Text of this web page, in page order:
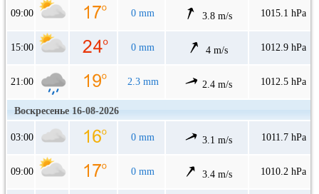
09:00 0 mm 3.8 m/s 1015.1 hPa
15:00 0 mm 4 m/s 1012.9 hPa
21:00 2.3 mm 2.4 m/s 1012.5 hPa
Воскресенье 16-08-2026
03:00 0 mm 3.1 m/s 1011.7 hPa
09:00 0 mm 3.4 m/s 1010.2 hPa